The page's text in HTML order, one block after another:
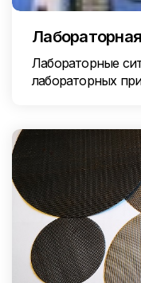
Лабораторные
лабораторных